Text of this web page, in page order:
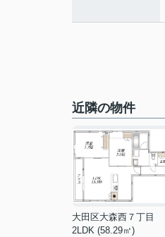
近隣の物件
大田区大森西７丁目
2LDK (58.29㎡)